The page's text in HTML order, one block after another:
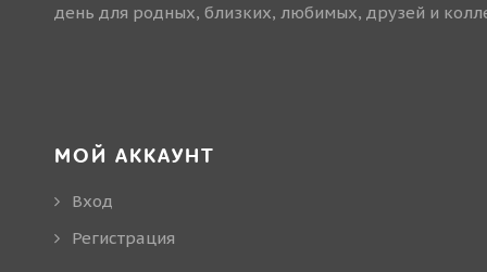
день для родных, близких, любимых, друзей и
МОЙ АККАУНТ
Вход
Регистрация